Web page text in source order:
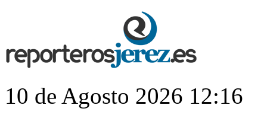
10 de Agosto 2026 12:16